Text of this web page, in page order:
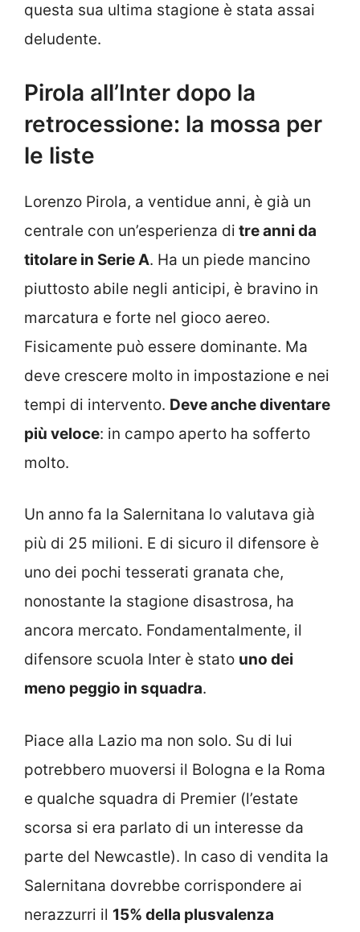
questa sua ultima stagione è stata assai
deludente.
Pirola all’Inter dopo la
retrocessione: la mossa per
le liste
Lorenzo Pirola, a ventidue anni, è già un
centrale con un’esperienza di tre anni da
titolare in Serie A. Ha un piede mancino
piuttosto abile negli anticipi, è bravino in
marcatura e forte nel gioco aereo.
Fisicamente può essere dominante. Ma
deve crescere molto in impostazione e nei
tempi di intervento. Deve anche diventare
più veloce: in campo aperto ha sofferto
molto.
Un anno fa la Salernitana lo valutava già
più di 25 milioni. E di sicuro il difensore è
uno dei pochi tesserati granata che,
nonostante la stagione disastrosa, ha
ancora mercato. Fondamentalmente, il
difensore scuola Inter è stato uno dei
meno peggio in squadra.
Piace alla Lazio ma non solo. Su di lui
potrebbero muoversi il Bologna e la Roma
e qualche squadra di Premier (l’estate
scorsa si era parlato di un interesse da
parte del Newcastle). In caso di vendita la
Salernitana dovrebbe corrispondere ai
nerazzurri il 15% della plusvalenza